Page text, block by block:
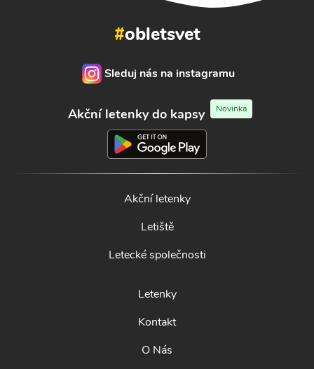
#obletsvet
Sleduj nás na instagramu
Akční letenky do kapsy Novinka
Akční letenky
Letiště
Letecké společnosti
Letenky
Kontakt
O Nás